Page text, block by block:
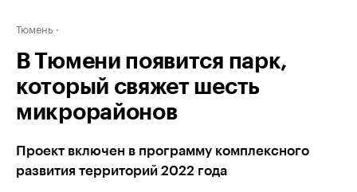
Тюмень
В Тюмени появится парк,
который свяжет шесть
микрорайонов
Проект включен в программу комплексного
развития территорий 2022 года